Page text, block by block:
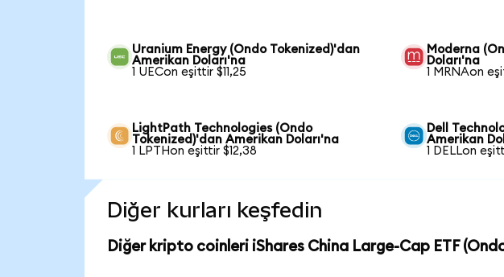
Uranium Energy (Ondo Tokenized)'dan
Amerikan Doları'na
1 UECon eşittir $11,25
Moderna
Doları'na
1 MRNAon
LightPath Technologies (Ondo
Tokenized)'dan Amerikan Doları'na
1 LPTHon eşittir $12,38
Dell
Amerikan
1 DELLon
Diğer kurları keşfedin
Diğer kripto coinleri iShares China Large-Cap ETF